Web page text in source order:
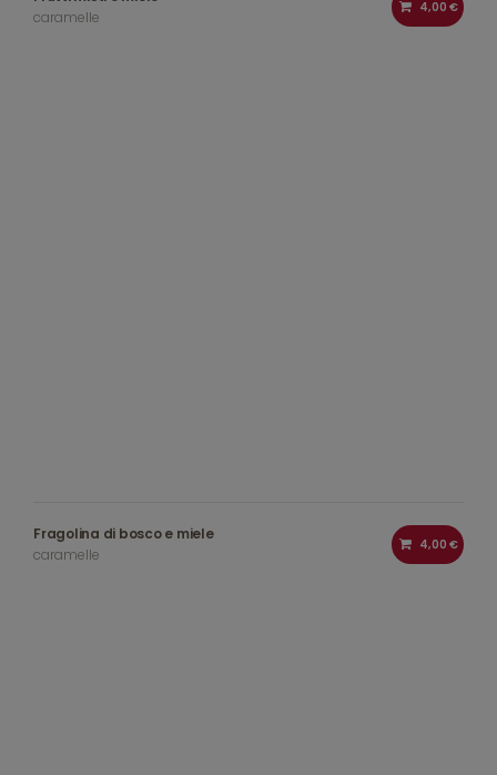
caramelle
4,00 €
Fragolina di bosco e miele
caramelle
4,00 €